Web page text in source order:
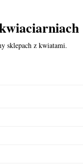
sklepach z kwiatami.